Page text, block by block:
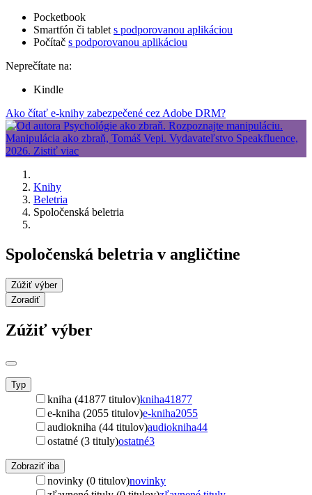
Pocketbook
Smartfón či tablet s podporovanou aplikáciou
Počítač s podporovanou aplikáciou
Neprečítate na:
Kindle
Ako čítať e-knihy zabezpečené cez Adobe DRM?
Knihy
Beletria
Spoločenská beletria
Spoločenská beletria v angličtine
Zúžiť výber
Zoradiť
Zúžiť výber
Typ
kniha (41877 titulov)kniha41877
e-kniha (2055 titulov)e-kniha2055
audiokniha (44 titulov)audiokniha44
ostatné (3 tituly)ostatné3
Zobraziť iba
novinky (0 titulov)novinky